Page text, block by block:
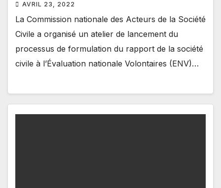
AVRIL 23, 2022
La Commission nationale des Acteurs de la Société
Civile a organisé un atelier de lancement du
processus de formulation du rapport de la société
civile à l’Évaluation nationale Volontaires (ENV)…